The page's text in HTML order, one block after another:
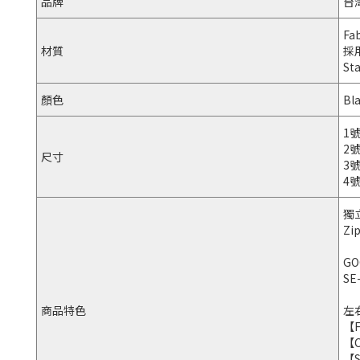
材質
採
顏色
尺寸
1
2
3
4
商品特色
獨
左